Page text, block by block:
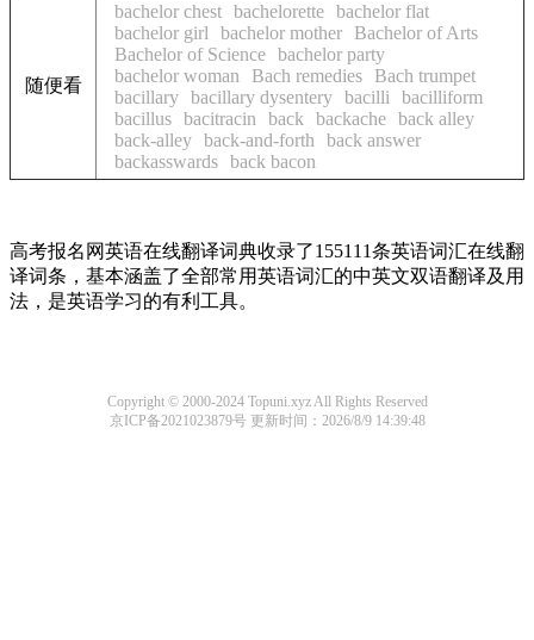
随便看
bachelor chest bachelorette bachelor flat
bachelor girl
bachelor mother
Bachelor of Arts
Bachelor of Science bachelor party
bachelor woman
Bach remedies
Bach trumpet
bacillary bacillary dysentery bacilli
bacilliform
bacillus bacitracin back backache back alley
back-alley back-and-forth
back answer
backasswards back bacon
高考报名网英语在线翻译词典收录了155111条英语词汇在线翻
译词条，基本涵盖了全部常用英语词汇的中英文双语翻译及用
法，是英语学习的有利工具。
Copyright © 2000-2024 Topuni.xyz All Rights Reserved
京ICP备2021023879号更新时间：2026/8/9 14:39:48